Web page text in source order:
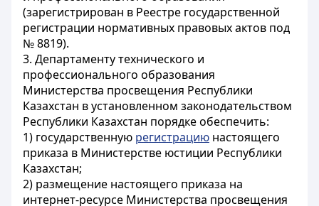
(зарегистрирован в Реестре государственной
регистрации нормативных правовых актов под
№ 8819).
3. Департаменту технического и
профессионального образования
Министерства просвещения Республики
Казахстан в установленном законодательством
Республики Казахстан порядке обеспечить:
1) государственную регистрацию настоящего
приказа в Министерстве юстиции Республики
Казахстан;
2) размещение настоящего приказа на
интернет-ресурсе Министерства просвещения